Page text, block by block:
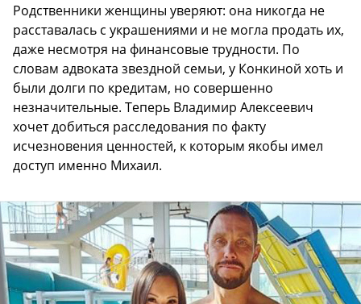
Родственники женщины уверяют: она никогда не
расставалась с украшениями и не могла продать их,
даже несмотря на финансовые трудности. По
словам адвоката звездной семьи, у Конкиной хоть и
были долги по кредитам, но совершенно
незначительные. Теперь Владимир Алексеевич
хочет добиться расследования по факту
исчезновения ценностей, к которым якобы имел
доступ именно Михаил.